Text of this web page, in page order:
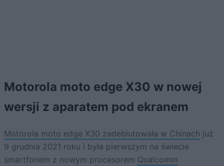
Motorola moto edge X30 w nowej
wersji z aparatem pod ekranem
Motorola moto edge X30 zadebiutowała w Chinach już
9 grudnia 2021 roku i była pierwszym na świecie
smartfonem z nowym procesorem Qualcomm